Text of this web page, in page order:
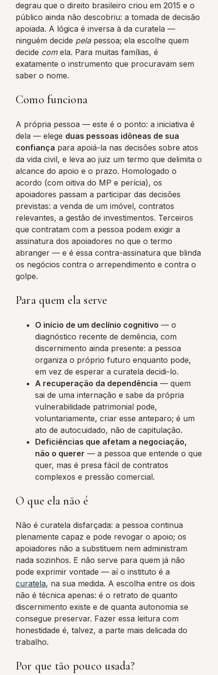
degrau que o direito brasileiro criou em 2015 e o
público ainda não descobriu: a tomada de decisão
apoiada. A lógica é inversa à da curatela —
ninguém decide pelapessoa; ela escolhe quem
decide comela. Para muitas famílias, é
exatamente o instrumento que procuravam sem
saber o nome.
Como funciona
A própria pessoa — este é o ponto: a iniciativa é
dela — elege duas pessoas idôneas de sua
confiança para apoiá-la nas decisões sobre atos
da vida civil, e leva ao juiz um termo que delimita o
alcance do apoio e o prazo. Homologado o
acordo (com oitiva do MP e perícia), os
apoiadores passam a participar das decisões
previstas: a venda de um imóvel, contratos
relevantes, a gestão de investimentos. Terceiros
que contratam com a pessoa podem exigir a
assinatura dos apoiadores no que o termo
abranger — e é essa contra-assinatura que blinda
os negócios contra o arrependimento e contra o
golpe.
Para quem ela serve
O início de um declínio cognitivo — o
diagnóstico recente de demência, com
discernimento ainda presente: a pessoa
organiza o próprio futuro enquanto pode,
em vez de esperar a curatela decidi-lo.
A recuperação da dependência — quem
sai de uma internação e sabe da própria
vulnerabilidade patrimonial pode,
voluntariamente, criar esse anteparo; é um
ato de autocuidado, não de capitulação.
Deficiências que afetam a negociação,
não o querer — a pessoa que entende o que
quer, mas é presa fácil de contratos
complexos e pressão comercial.
O que ela não é
Não é curatela disfarçada: a pessoa continua
plenamente capaz e pode revogar o apoio; os
apoiadores não a substituem nem administram
nada sozinhos. E não serve para quem já não
pode exprimir vontade — aí o instituto é a
curatela, na sua medida. A escolha entre os dois
não é técnica apenas: é o retrato de quanto
discernimento existe e de quanta autonomia se
consegue preservar. Fazer essa leitura com
honestidade é, talvez, a parte mais delicada do
trabalho.
Por que tão pouco usada?